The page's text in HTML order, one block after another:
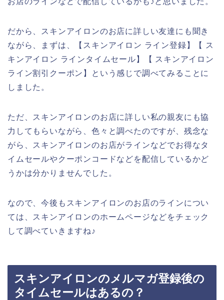
だから、スキンアイロンのお店に詳しい友達にも聞き
ながら、まずは、【スキンアイロン ライン登録】【 ス
キンアイロン ラインタイムセール】【 スキンアイロン
ライン割引クーポン】という感じで調べてみることに
しました。
ただ、スキンアイロンのお店に詳しい私の親友にも協
力してもらいながら、色々と調べたのですが、残念な
がら、スキンアイロンのお店がラインなどでお得なタ
イムセールやクーポンコードなどを配信しているかど
うかは分かりませんでした。
なので、今後もスキンアイロンのお店のラインについ
ては、スキンアイロンのホームページなどをチェック
して調べていきますね♪
スキンアイロンのメルマガ登録後の
タイムセールはあるの？